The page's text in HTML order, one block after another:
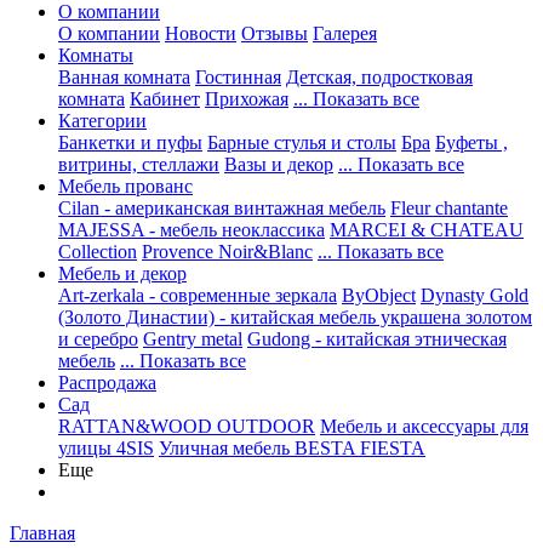
О компании
О компании Новости Отзывы Галерея
Комнаты
Ванная комната Гостинная Детская, подростковая
комната Кабинет Прихожая ... Показать все
Категории
Банкетки и пуфы Барные стулья и столы Бра Буфеты ,
витрины, стеллажи Вазы и декор ... Показать все
Мебель прованс
Cilan - американская винтажная мебель Fleur chantante
MAJESSA - мебель неоклассика MARCEI & CHATEAU
Collection Provence Noir&Blanc ... Показать все
Мебель и декор
Art-zerkala - современные зеркала ByObject Dynasty Gold
(Золото Династии) - китайская мебель украшена золотом
и серебро Gentry metal Gudong - китайская этническая
мебель ... Показать все
Распродажа
Сад
RATTAN&WOOD OUTDOOR Мебель и аксессуары для
улицы 4SIS Уличная мебель BESTA FIESTA
Еще
Главная